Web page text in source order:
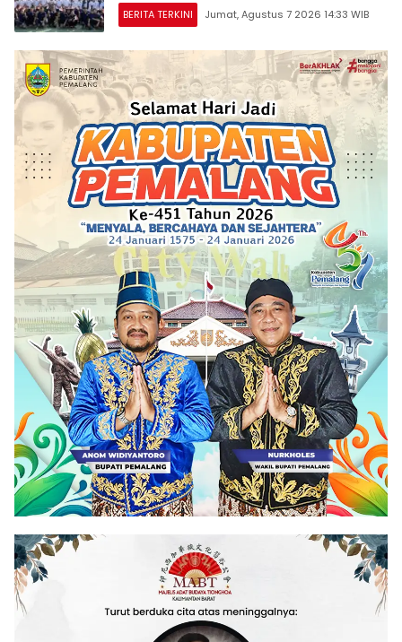
BERITA TERKINI Jumat, Agustus 7 2026 14:33 WIB